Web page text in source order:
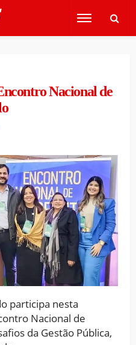
Nacional de
participa nesta
Nacional de
da Gestão Pública,